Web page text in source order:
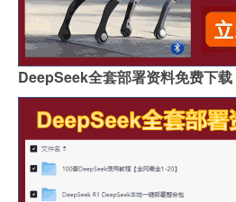
DeepSeek全套部署资料免费下载